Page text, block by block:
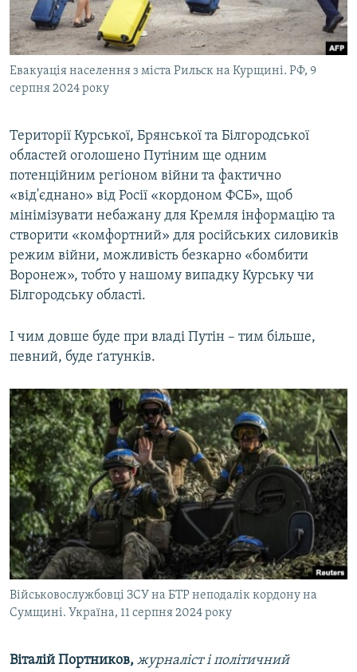
Евакуація населення з міста Рильск на Курщині. РФ, 9
серпня 2024 року
Території Курської, Брянської та Білгородської
областей оголошено Путіним ще одним
потенційним регіоном війни та фактично
«від'єднано» від Росії «кордоном ФСБ», щоб
мінімізувати небажану для Кремля інформацію та
створити «комфортний» для російських силовиків
режим війни, можливість безкарно «бомбити
Воронеж», тобто у нашому випадку Курську чи
Білгородську області.
І чим довше буде при владі Путін – тим більше,
певний, буде ґатунків.
Військовослужбовці ЗСУ на БТР неподалік кордону на
Сумщині. Україна, 11 серпня 2024 року
Віталій Портников, журналіст і політичний